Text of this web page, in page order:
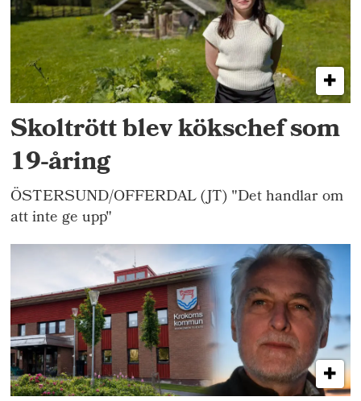
Skoltrött blev kökschef som
19-åring
ÖSTERSUND/OFFERDAL (JT) "Det handlar om
att inte ge upp"